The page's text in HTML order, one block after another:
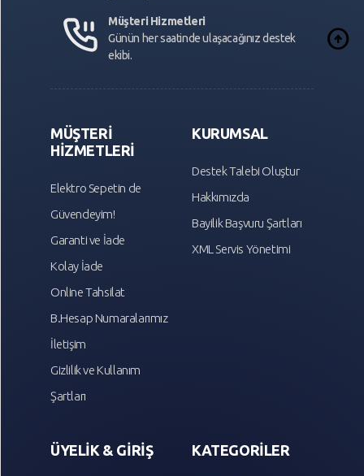
Müşteri Hizmetleri
Günün her saatinde ulaşacağınız destek
ekibi.
MÜŞTERİ
HİZMETLERİ
Elektro Sepetin de
Güvendeyim!
Garanti ve İade
Kolay İade
Online Tahsilat
B.Hesap Numaralarımız
İletişim
Gizlilik ve Kullanım
Şartları
KURUMSAL
Destek Talebi Oluştur
Hakkımızda
Bayilik Başvuru Şartları
XML Servis Yönetimi
ÜYELİK & GİRİŞ KATEGORİLER
arrow_circle_up